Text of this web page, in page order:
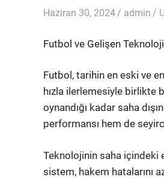
Haziran 30, 2024 admin
Futbol ve Gelişen
Futbol, tarihin en eski ve
hızla ilerlemesiyle birlikte
oynandığı kadar saha
performansı hem de
Teknolojinin saha içindeki
sistem, hakem hatalarını